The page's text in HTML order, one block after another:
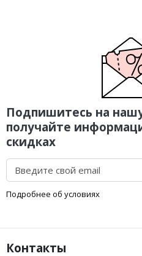
Подпишитесь на
получайте
скидках
Подробнее об условиях
Контакты